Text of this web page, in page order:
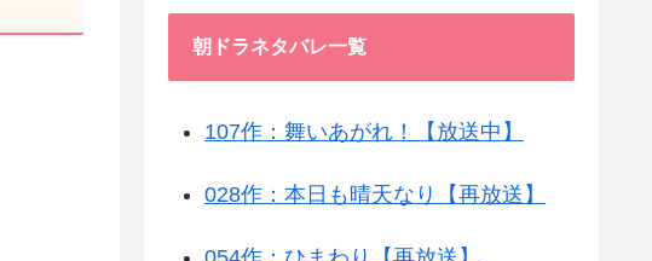
朝ドラネタバレ一覧
107作：舞いあがれ！【放送中】
028作：本日も晴天なり【再放送】